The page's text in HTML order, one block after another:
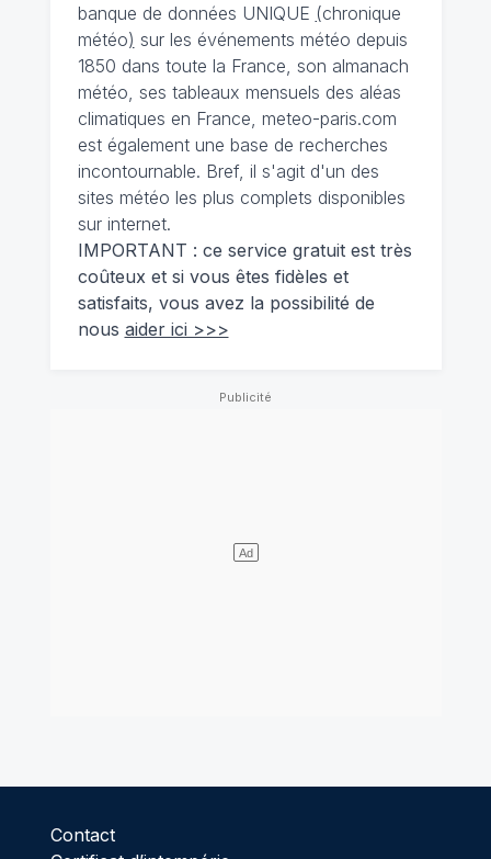
banque de données UNIQUE (chronique
météo) sur les événements météo depuis
1850 dans toute la France, son almanach
météo, ses tableaux mensuels des aléas
climatiques en France, meteo-paris.com
est également une base de recherches
incontournable. Bref, il s'agit d'un des
sites météo les plus complets disponibles
sur internet.
IMPORTANT : ce service gratuit est très
coûteux et si vous êtes fidèles et
satisfaits, vous avez la possibilité de
nous aider ici >>>
Contact